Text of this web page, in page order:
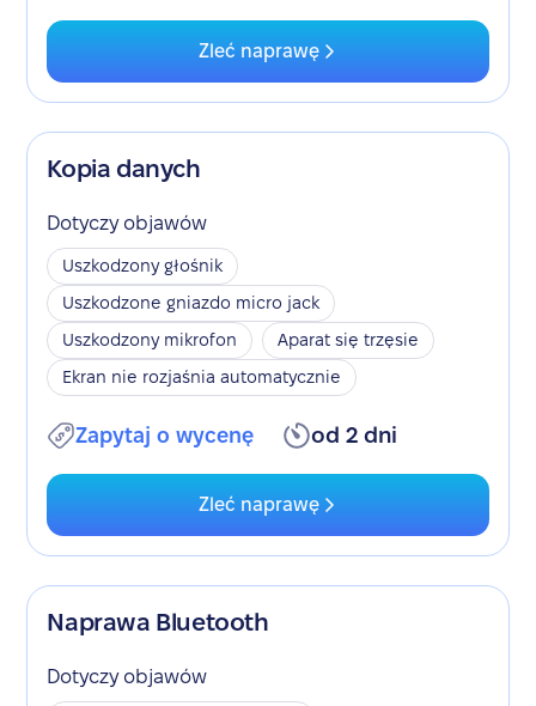
Zleć naprawę
Kopia danych
Dotyczy objawów
Uszkodzony głośnik
Uszkodzone gniazdo micro jack
Uszkodzony mikrofon
Aparat się trzęsie
Ekran nie rozjaśnia automatycznie
Zapytaj o wycenę od 2 dni
Zleć naprawę
Naprawa Bluetooth
Dotyczy objawów